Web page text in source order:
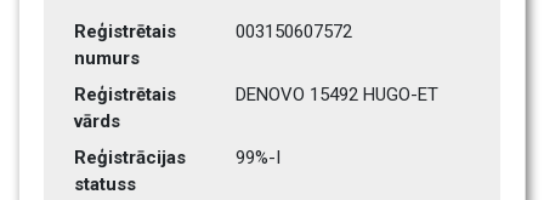
Reģistrētais
numurs
003150607572
Reģistrētais
vārds
DENOVO 15492 HUGO-ET
Reģistrācijas
statuss
99%-I